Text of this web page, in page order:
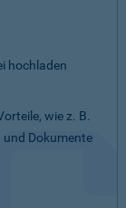
hochladen
wie z. B.
und Dokumente